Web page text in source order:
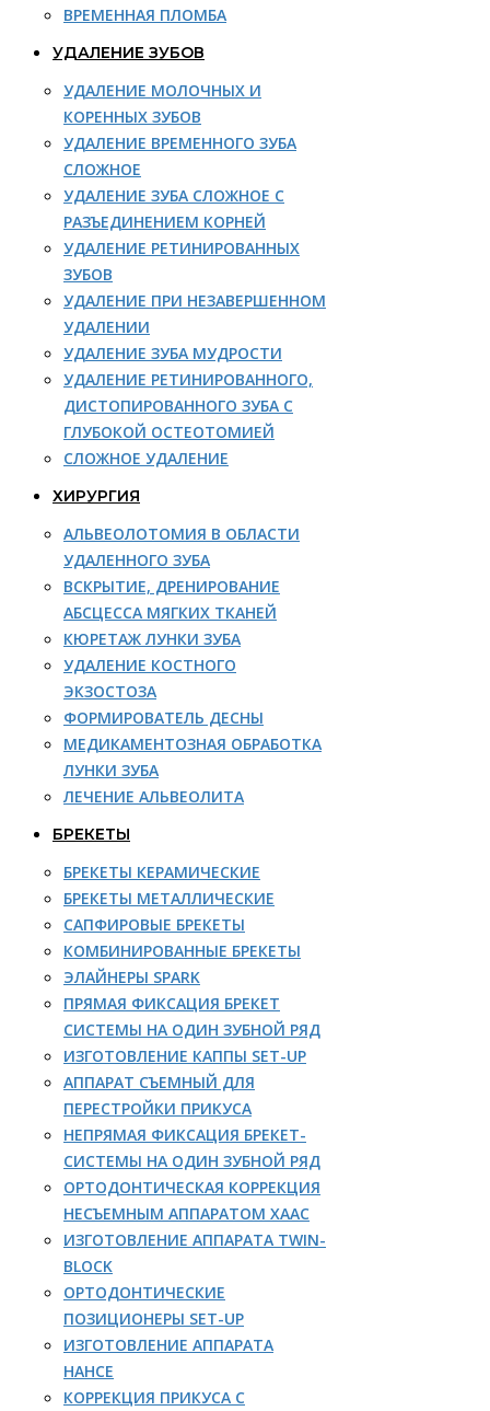
ВРЕМЕННАЯ ПЛОМБА
УДАЛЕНИЕ ЗУБОВ
УДАЛЕНИЕ МОЛОЧНЫХ И
КОРЕННЫХ ЗУБОВ
УДАЛЕНИЕ ВРЕМЕННОГО ЗУБА
СЛОЖНОЕ
УДАЛЕНИЕ ЗУБА СЛОЖНОЕ С
РАЗЪЕДИНЕНИЕМ КОРНЕЙ
УДАЛЕНИЕ РЕТИНИРОВАННЫХ
ЗУБОВ
УДАЛЕНИЕ ПРИ НЕЗАВЕРШЕННОМ
УДАЛЕНИИ
УДАЛЕНИЕ ЗУБА МУДРОСТИ
УДАЛЕНИЕ РЕТИНИРОВАННОГО,
ДИСТОПИРОВАННОГО ЗУБА С
ГЛУБОКОЙ ОСТЕОТОМИЕЙ
СЛОЖНОЕ УДАЛЕНИЕ
ХИРУРГИЯ
АЛЬВЕОЛОТОМИЯ В ОБЛАСТИ
УДАЛЕННОГО ЗУБА
ВСКРЫТИЕ, ДРЕНИРОВАНИЕ
АБСЦЕССА МЯГКИХ ТКАНЕЙ
КЮРЕТАЖ ЛУНКИ ЗУБА
УДАЛЕНИЕ КОСТНОГО
ЭКЗОСТОЗА
ФОРМИРОВАТЕЛЬ ДЕСНЫ
МЕДИКАМЕНТОЗНАЯ ОБРАБОТКА
ЛУНКИ ЗУБА
ЛЕЧЕНИЕ АЛЬВЕОЛИТА
БРЕКЕТЫ
БРЕКЕТЫ КЕРАМИЧЕСКИЕ
БРЕКЕТЫ МЕТАЛЛИЧЕСКИЕ
САПФИРОВЫЕ БРЕКЕТЫ
КОМБИНИРОВАННЫЕ БРЕКЕТЫ
ЭЛАЙНЕРЫ SPARK
ПРЯМАЯ ФИКСАЦИЯ БРЕКЕТ
СИСТЕМЫ НА ОДИН ЗУБНОЙ РЯД
ИЗГОТОВЛЕНИЕ КАППЫ SET-UP
АППАРАТ СЪЕМНЫЙ ДЛЯ
ПЕРЕСТРОЙКИ ПРИКУСА
НЕПРЯМАЯ ФИКСАЦИЯ БРЕКЕТ-
СИСТЕМЫ НА ОДИН ЗУБНОЙ РЯД
ОРТОДОНТИЧЕСКАЯ КОРРЕКЦИЯ
НЕСЪЕМНЫМ АППАРАТОМ ХААС
ИЗГОТОВЛЕНИЕ АППАРАТА TWIN-
BLOCK
ОРТОДОНТИЧЕСКИЕ
ПОЗИЦИОНЕРЫ SET-UP
ИЗГОТОВЛЕНИЕ АППАРАТА
НАНСЕ
КОРРЕКЦИЯ ПРИКУСА С